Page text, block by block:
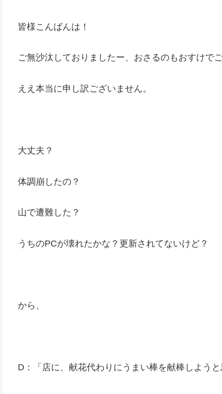
皆様こんばんは！
ご無沙汰しておりましたー、おさるのもおすけでご
ええ本当に申し訳ございません。
大丈夫？
体調崩したの？
山で遭難した？
うちのPCが壊れたかな？更新されてないけど？
から、
D：「店に、献花代わりにうまい棒を献棒しよう